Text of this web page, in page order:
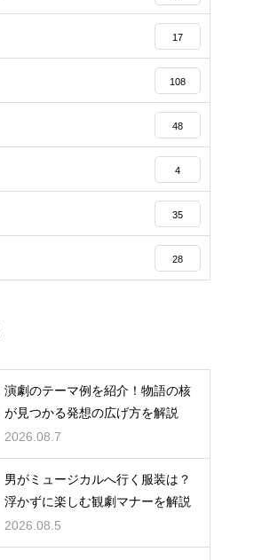
17
108
48
4
35
28
演劇のテーマ例を紹介！物語の核
が見つかる発想の広げ方を解説
2026.08.7
男がミュージカルへ行く服装は？
浮かずに楽しむ観劇マナーを解説
2026.08.5